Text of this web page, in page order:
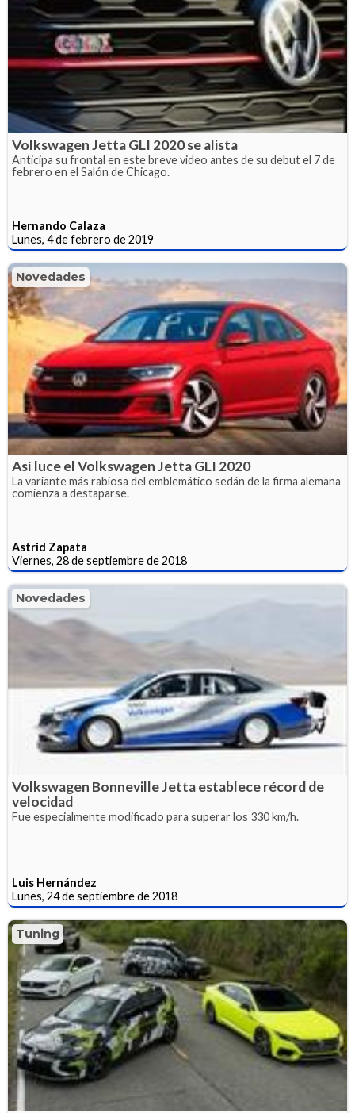
Volkswagen Jetta GLI 2020 se alista
Anticipa su frontal en este breve video antes de su debut el 7 de
febrero en el Salón de Chicago.
Hernando Calaza
Lunes, 4 de febrero de 2019
Novedades
Así luce el Volkswagen Jetta GLI 2020
La variante más rabiosa del emblemático sedán de la firma alemana
comienza a destaparse.
Astrid Zapata
Viernes, 28 de septiembre de 2018
Novedades
Volkswagen Bonneville Jetta establece récord de
velocidad
Fue especialmente modificado para superar los 330 km/h.
Luis Hernández
Lunes, 24 de septiembre de 2018
Tuning